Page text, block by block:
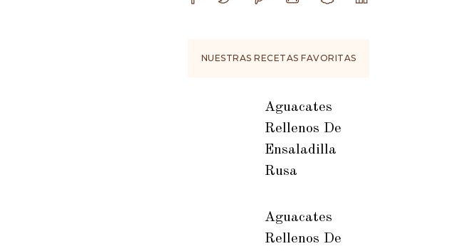
NUESTRAS RECETAS FAVORITAS
Aguacates
Rellenos De
Ensaladilla
Rusa
Aguacates
Rellenos De